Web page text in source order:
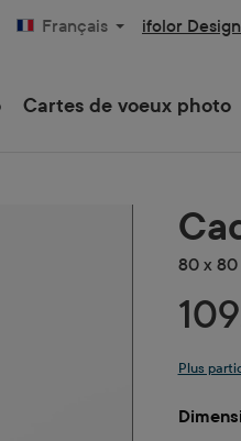
Français ifolor
Cartes de voeux photo
80 x 80
Plus